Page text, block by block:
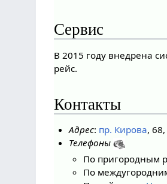
Сервис
В 2015 году внедрена
рейс.
Контакты
Адрес: пр. Кирова, 68,
Телефоны
По пригородным
По